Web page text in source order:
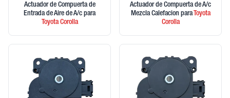
Actuador de Compuerta de
Entrada de Aire de A/c para
ToyotaCorolla
Actuador de Compuerta de A/c
Mezcla Calefacion para Toyota
Corolla